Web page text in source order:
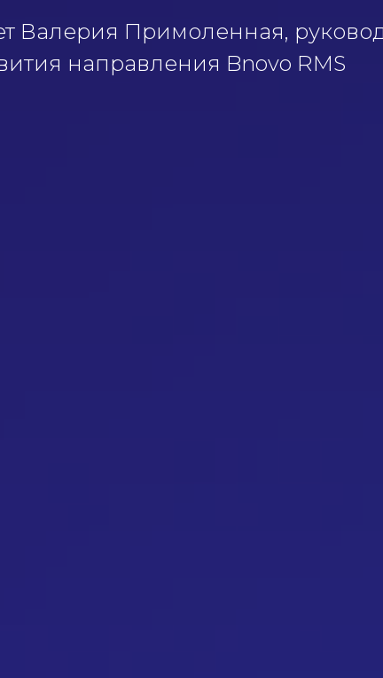
Валерия Примоленная,
направления Bnovo RMS